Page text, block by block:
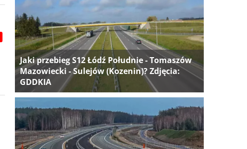
Jaki przebieg S12 Łódź Południe - Tomaszów
Mazowiecki - Sulejów (Kozenin)? Zdjęcia:
GDDKIA